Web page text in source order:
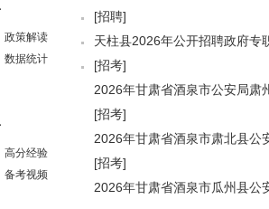
政策解读
数据统计
高分经验
备考视频
[招聘]
天柱县2026年公开招聘政府专
[招考]
2026年甘肃省酒泉市公安局肃
[招考]
2026年甘肃省酒泉市肃北县公
[招考]
2026年甘肃省酒泉市瓜州县公